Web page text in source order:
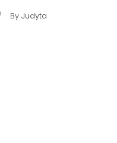
By Judyta